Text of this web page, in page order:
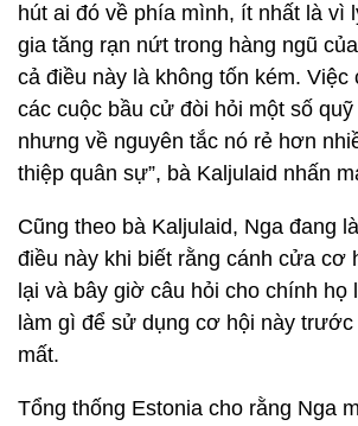
hút ai đó về phía mình, ít nhất là vì
gia tăng rạn nứt trong hàng ngũ
cả điều này là không tốn kém. Việc
các cuộc bầu cử đòi hỏi một số
nhưng về nguyên tắc nó rẻ hơn
thiệp quân sự”, bà Kaljulaid nhấn
Cũng theo bà Kaljulaid, Nga đang
điều này khi biết rằng cánh cửa cơ
lại và bây giờ câu hỏi cho chính họ
làm gì để sử dụng cơ hội này trước
mất.
Tổng thống Estonia cho rằng Nga